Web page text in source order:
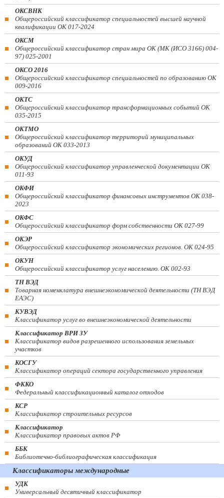
ОКСВНК
Общероссийский классификатор специальностей высшей научной
квалификации ОК 017-2024
ОКСМ
Общероссийский классификатор стран мира ОК (МК (ИСО 3166) 004-
97) 025-2001
ОКСО 2016
Общероссийский классификатор специальностей по образованию ОК
009-2016
ОКТС
Общероссийский классификатор трансформационных событий ОК
035-2015
ОКТМО
Общероссийский классификатор территорий муниципальных
образований ОК 033-2013
ОКУД
Общероссийский классификатор управленческой документации ОК
011-93
ОКФИ
Общероссийский классификатор финансовых инструментов OK 038-
2023
ОКФС
Общероссийский классификатор форм собственности ОК 027-99
ОКЭР
Общероссийский классификатор экономических регионов. ОК 024-95
ОКУН
Общероссийский классификатор услуг населению. ОК 002-93
ТН ВЭД
Товарная номенклатура внешнеэкономической деятельности (ТН ВЭД
ЕАЭС)
КУВЭД
Классификатор услуг во внешнеэкономической деятельности
Классификатор ВРИ ЗУ
Классификатор видов разрешенного использования земельных
участков
КОСГУ
Классификатор операций сектора государственного управления
ФККО
Федеральный классификационный каталог отходов
КСР
Классификатор строительных ресурсов
Классификатор
Классификатор правовых актов РФ
ББК
Библиотечно-библиографическая классификация
Классификаторы международные
УДК
Универсальный десятичный классификатор